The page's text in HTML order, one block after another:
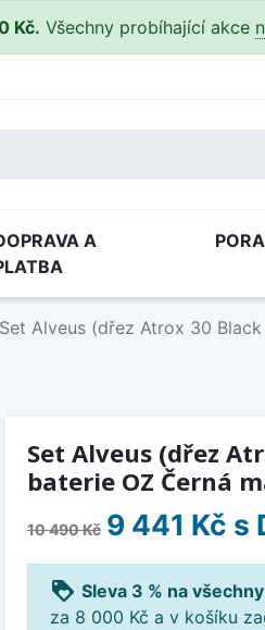
Kč. Všechny probíhající akce
A
Set Alveus (dřez Atrox 30
Set Alveus (dřez
baterie OZ Černá
10 490 Kč 9 441 Kč s
loyalty Sleva 3 % na
za 8 000 Kč a v košíku